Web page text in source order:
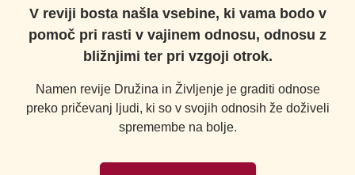
V reviji bosta našla vsebine, ki vama bodo v
pomoč pri rasti v vajinem odnosu, odnosu z
bližnjimi ter pri vzgoji otrok.
Namen revije Družina in Življenje je graditi odnose
preko pričevanj ljudi, ki so v svojih odnosih že doživeli
spremembe na bolje.